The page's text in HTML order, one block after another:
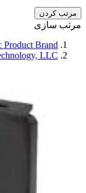
مرتب کردن
مرتب سازی
Product Brand
LLC